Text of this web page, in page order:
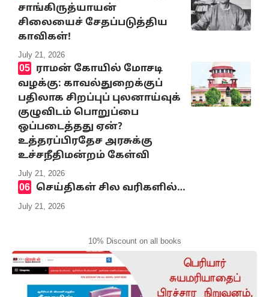
சாங்கிருத்யாயன்
சிலையைச் சேதப்படுத்திய
காவிகள்!
July 21, 2026
ராமன் கோயில் மோசடி
வழக்கு: காவல்துறைக்குப்
பதிலாக சிறப்புப் புலனாய்வுக்
குழுவிடம் பொறுப்பை
ஒப்படைத்தது ஏன்?
உத்தரப்பிரதேச அரசுக்கு
உச்சநீதிமன்றம் கேள்வி
July 21, 2026
செய்திகள் சில வரிகளில்…
July 21, 2026
10% Discount on all books